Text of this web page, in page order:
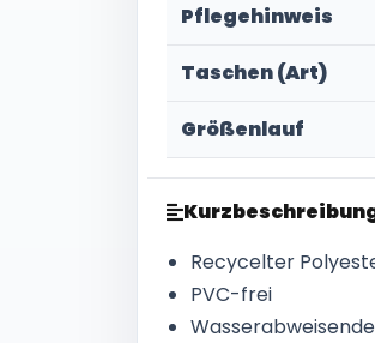
Pflegehinweis
Taschen (Art)
Größenlauf
Recycelter
PVC-frei